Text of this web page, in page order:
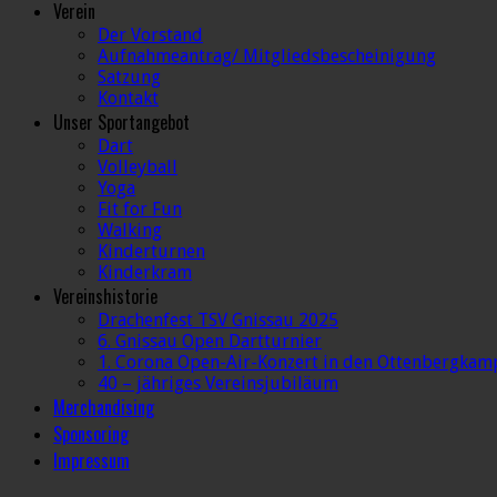
Verein
Der Vorstand
Aufnahmeantrag/ Mitgliedsbescheinigung
Satzung
Kontakt
Unser Sportangebot
Dart
Volleyball
Yoga
Fit for Fun
Walking
Kinderturnen
Kinderkram
Vereinshistorie
Drachenfest TSV Gnissau 2025
6. Gnissau Open Dartturnier
1. Corona Open-Air-Konzert in den
40 – jähriges Vereinsjubiläum
Merchandising
Sponsoring
Impressum